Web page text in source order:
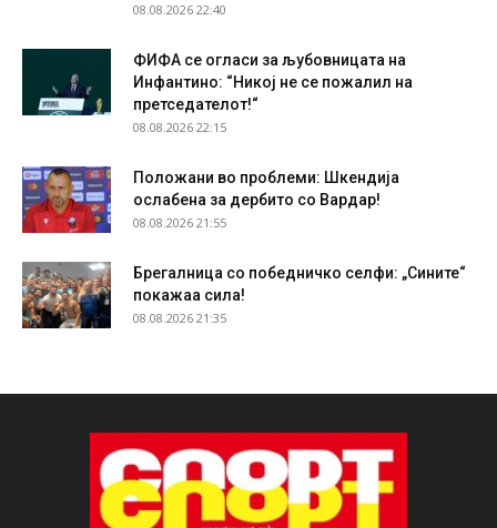
08.08.2026 22:40
ФИФА се огласи за љубовницата на
Инфантино: “Никој не се пожалил на
претседателот!“
08.08.2026 22:15
Положани во проблеми: Шкендија
ослабена за дербито со Вардар!
08.08.2026 21:55
Брегалница со победничко селфи: „Сините“
покажаа сила!
08.08.2026 21:35